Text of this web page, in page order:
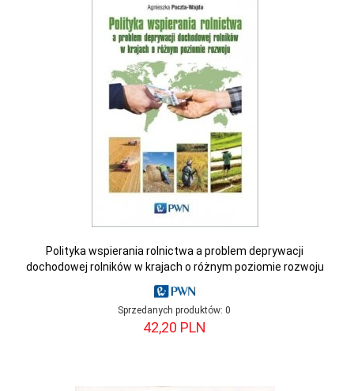
Polityka wspierania rolnictwa a problem deprywacji
dochodowej rolników w krajach o różnym poziomie rozwoju
Sprzedanych produktów: 0
42,20 PLN